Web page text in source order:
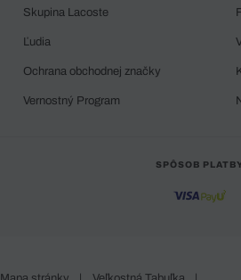
Skupina Lacoste
Ľudia
Ochrana obchodnej značky
Vernostný Program
SPÔSOB